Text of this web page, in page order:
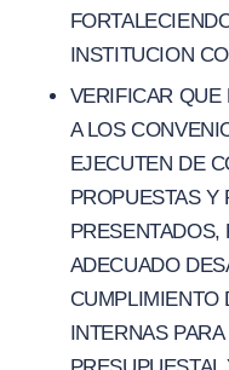
INSTITUCION
VERIFICAR QUE
A LOS
EJECUTEN DE
PROPUESTAS Y
PRESENTADOS,
ADECUADO
CUMPLIMIENTO
INTERNAS